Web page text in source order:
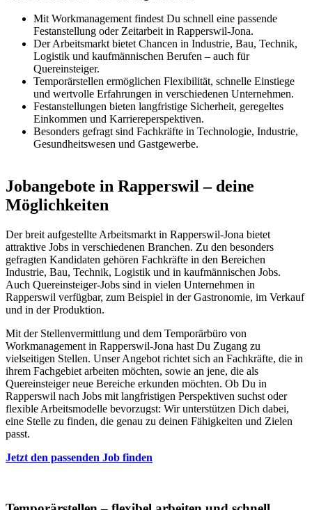
Mit Workmanagement findest Du schnell eine passende
Festanstellung oder Zeitarbeit in Rapperswil-Jona.
Der Arbeitsmarkt bietet Chancen in Industrie, Bau, Technik,
Logistik und kaufmännischen Berufen – auch für
Quereinsteiger.
Temporärstellen ermöglichen Flexibilität, schnelle Einstiege
und wertvolle Erfahrungen in verschiedenen Unternehmen.
Festanstellungen bieten langfristige Sicherheit, geregeltes
Einkommen und Karriereperspektiven.
Besonders gefragt sind Fachkräfte in Technologie, Industrie,
Gesundheitswesen und Gastgewerbe.
Jobangebote in Rapperswil – deine
Möglichkeiten
Der breit aufgestellte Arbeitsmarkt in Rapperswil-Jona bietet
attraktive Jobs in verschiedenen Branchen. Zu den besonders
gefragten Kandidaten gehören Fachkräfte in den Bereichen
Industrie, Bau, Technik, Logistik und in kaufmännischen Jobs.
Auch Quereinsteiger-Jobs sind in vielen Unternehmen in
Rapperswil verfügbar, zum Beispiel in der Gastronomie, im Verkauf
und in der Produktion.
Mit der Stellenvermittlung und dem Temporärbüro von
Workmanagement in Rapperswil-Jona hast Du Zugang zu
vielseitigen Stellen. Unser Angebot richtet sich an Fachkräfte, die in
ihrem Fachgebiet arbeiten möchten, sowie an jene, die als
Quereinsteiger neue Bereiche erkunden möchten. Ob Du in
Rapperswil nach Jobs mit langfristigen Perspektiven suchst oder
flexible Arbeitsmodelle bevorzugst: Wir unterstützen Dich dabei,
eine Stelle zu finden, die genau zu deinen Fähigkeiten und Zielen
passt.
Jetzt den passenden Job finden